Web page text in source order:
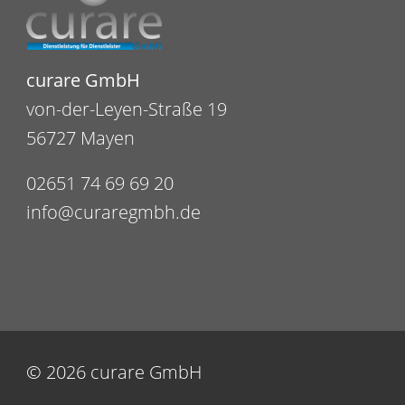
curare GmbH
von-der-Leyen-Straße 19
56727 Mayen
02651 74 69 69 20
info@curaregmbh.de
© 2026 curare GmbH